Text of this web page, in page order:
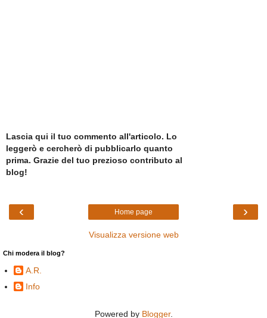
Lascia qui il tuo commento all'articolo. Lo
leggerò e cercherò di pubblicarlo quanto
prima. Grazie del tuo prezioso contributo al
blog!
‹ ›
Home page
Visualizza versione web
Chi modera il blog?
A.R.
Info
Powered by Blogger.